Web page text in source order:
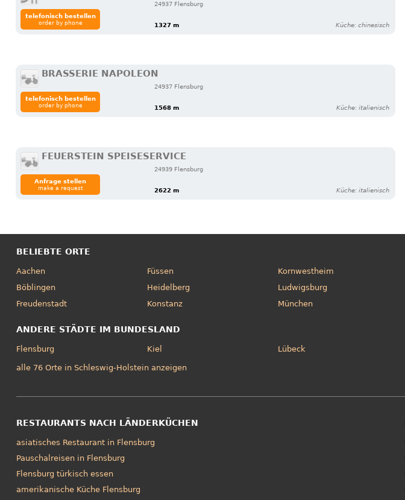
24937 Flensburg
1327 m Küche: chinesisch
telefonisch bestellen
order by phone
BRASSERIE NAPOLEON
24937 Flensburg
1568 m Küche: italienisch
telefonisch bestellen
order by phone
FEUERSTEIN SPEISESERVICE
24939 Flensburg
2622 m Küche: italienisch
Anfrage stellen
make a request
BELIEBTE ORTE
Aachen
Böblingen
Freudenstadt
Füssen
Heidelberg
Konstanz
Kornwestheim
Ludwigsburg
München
ANDERE STÄDTE IM BUNDESLAND
Flensburg Kiel Lübeck
alle 76 Orte in Schleswig-Holstein anzeigen
RESTAURANTS NACH LÄNDERKÜCHEN
asiatisches Restaurant in Flensburg
Pauschalreisen in Flensburg
Flensburg türkisch essen
amerikanische Küche Flensburg